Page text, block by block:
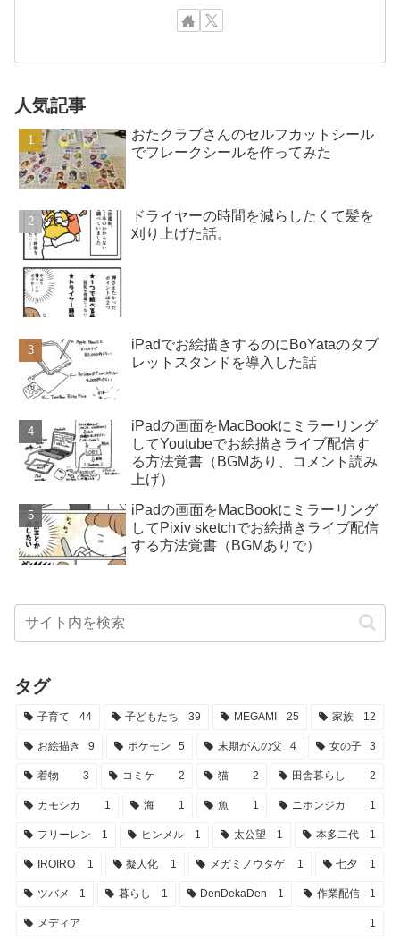
人気記事
おたクラブさんのセルフカットシール
でフレークシールを作ってみた
ドライヤーの時間を減らしたくて髪を
刈り上げた話。
iPadでお絵描きするのにBoYataのタブ
レットスタンドを導入した話
iPadの画面をMacBookにミラーリング
してYoutubeでお絵描きライブ配信す
る方法覚書（BGMあり、コメント読み
上げ）
iPadの画面をMacBookにミラーリング
してPixiv sketchでお絵描きライブ配信
する方法覚書（BGMありで）
タグ
子育て 44 子どもたち 39 MEGAMI 25 家族 12
お絵描き 9 ポケモン 5 末期がんの父 4 女の子 3
着物 3 コミケ 2 猫 2 田舎暮らし 2
カモシカ 1 海 1 魚 1 ニホンジカ 1
フリーレン 1 ヒンメル 1 太公望 1 本多二代 1
IROIRO 1 擬人化 1 メガミノウタゲ 1 七夕 1
ツバメ 1 暮らし 1 DenDekaDen 1 作業配信 1
メディア 1